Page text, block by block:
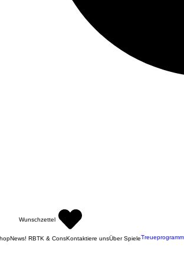
Wunschzettel
News! RBTK & ConsKontaktiere unsÜber SpieleTreueprogramm